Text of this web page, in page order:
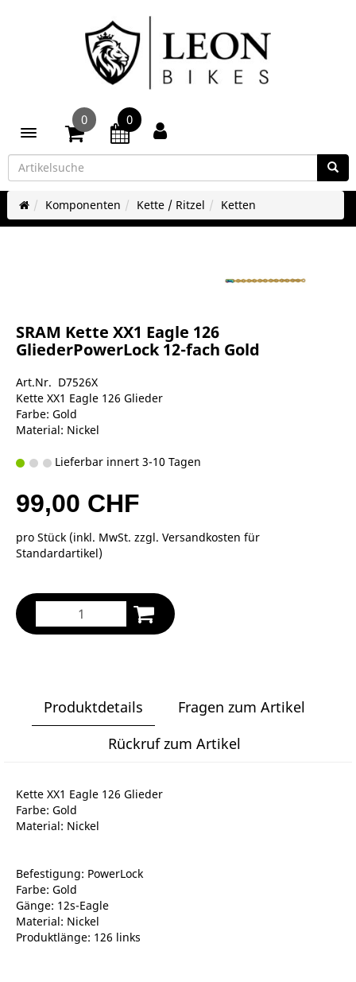
Toggle navigation
0 0
Komponenten Kette / Ritzel Ketten
SRAM Kette XX1 Eagle 126
GliederPowerLock 12-fach Gold
Art.Nr. D7526X
Kette XX1 Eagle 126 Glieder
Farbe: Gold
Material: Nickel
Lieferbar innert 3-10 Tagen
99,00 CHF
pro Stück (inkl. MwSt. zzgl. Versandkosten für
Standardartikel)
Produktdetails
Fragen zum Artikel
Rückruf zum Artikel
Kette XX1 Eagle 126 Glieder
Farbe: Gold
Material: Nickel
Befestigung: PowerLock
Farbe: Gold
Gänge: 12s-Eagle
Material: Nickel
Produktlänge: 126 links